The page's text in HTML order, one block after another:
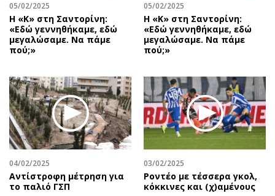
05/02/2025
Η «Κ» στη Σαντορίνη:
«Εδώ γεννηθήκαμε, εδώ
μεγαλώσαμε. Να πάμε
πού;»
05/02/2025
Η «Κ» στη Σαντορίνη:
«Εδώ γεννηθήκαμε, εδώ
μεγαλώσαμε. Να πάμε
πού;»
04/02/2025
Αντίστροφη μέτρηση για
το παλιό ΓΣΠ
03/02/2025
Ροντέο με τέσσερα γκολ,
κόκκινες και (χ)αμένους